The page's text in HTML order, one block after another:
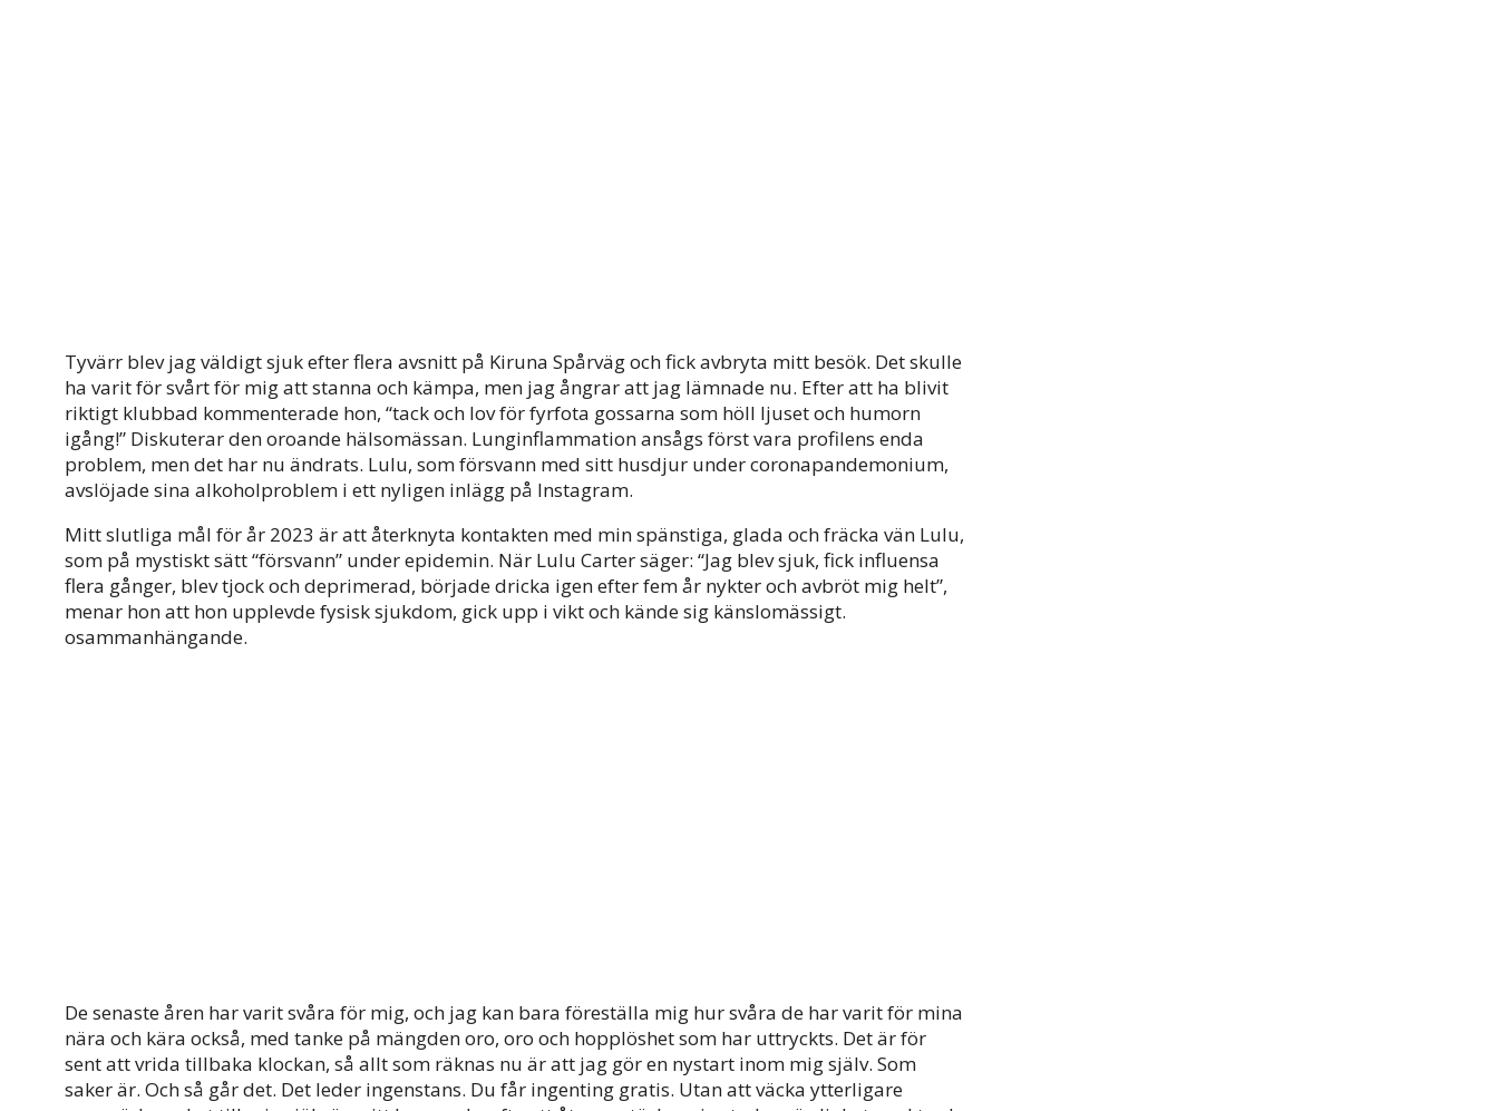
Tyvärr blev jag väldigt sjuk efter flera avsnitt på Kiruna Spårväg och fick avbryta mitt besök. Det skulle
ha varit för svårt för mig att stanna och kämpa, men jag ångrar att jag lämnade nu. Efter att ha blivit
riktigt klubbad kommenterade hon, “tack och lov för fyrfota gossarna som höll ljuset och humorn
igång!” Diskuterar den oroande hälsomässan. Lunginflammation ansågs först vara profilens enda
problem, men det har nu ändrats. Lulu, som försvann med sitt husdjur under coronapandemonium,
avslöjade sina alkoholproblem i ett nyligen inlägg på Instagram.
Mitt slutliga mål för år 2023 är att återknyta kontakten med min spänstiga, glada och fräcka vän Lulu,
som på mystiskt sätt “försvann” under epidemin. När Lulu Carter säger: “Jag blev sjuk, fick influensa
flera gånger, blev tjock och deprimerad, började dricka igen efter fem år nykter och avbröt mig helt”,
menar hon att hon upplevde fysisk sjukdom, gick upp i vikt och kände sig känslomässigt.
osammanhängande.
De senaste åren har varit svåra för mig, och jag kan bara föreställa mig hur svåra de har varit för mina
nära och kära också, med tanke på mängden oro, oro och hopplöshet som har uttryckts. Det är för
sent att vrida tillbaka klockan, så allt som räknas nu är att jag gör en nystart inom mig själv. Som
saker är. Och så går det. Det leder ingenstans. Du får ingenting gratis. Utan att väcka ytterligare